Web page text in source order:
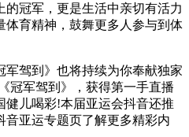
冠军，更是生活中亲切有活力
体育精神，鼓舞更多人参与到体
驾到》也将持续为你奉献独家
冠军驾到》，获得第一手直播
健儿喝彩!本届亚运会抖音还推
音亚运专题页了解更多精彩内